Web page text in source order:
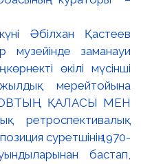
Әбілхан Қастеев
заманауи
өкілі мүсінші
мерейтойына
ҚАЛАСЫ МЕН
ретроспективалық
суретшінің 1970-
бастап,